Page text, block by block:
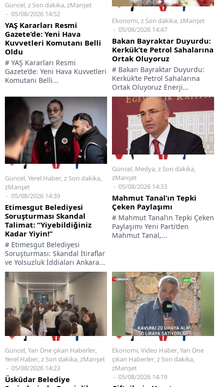
Güncel,z Son dakika,zManşet
05/08/2026 14:52
YAŞ Kararları Resmi
Gazete’de: Yeni Hava
Kuvvetleri Komutanı Belli
Oldu
# YAŞ Kararları Resmi
Gazete’de: Yeni Hava Kuvvetleri
Komutanı Belli...
Ekonomi,z Son dakika,zManşet
05/08/2026 14:47
Bakan Bayraktar Duyurdu:
Kerkük’te Petrol Sahalarına
Ortak Oluyoruz
# Bakan Bayraktar Duyurdu:
Kerkük’te Petrol Sahalarına
Ortak Oluyoruz Enerji...
Güncel,Yerel Haber,z Son dakika,
zManşet
05/08/2026 14:39
Etimesgut Belediyesi
Soruşturması Skandal
Talimat: “Yiyebildiğiniz
Kadar Yiyin!”
# Etimesgut Belediyesi
Soruşturması: Skandal İtiraflar
ve Yolsuzluk İddiaları Ankara...
Güncel, Medya,z Son dakika,
zManşet
05/08/2026 14:33
Mahmut Tanal’ın Tepki
Çeken Paylaşımı
# Mahmut Tanal’ın Tepki Çeken
Paylaşımı Yeni Parti’den
Mahmut Tanal,...
Güncel,Yan Öne çıkan Haberler,
Yerel Haber,z Son dakika,zManşet
05/08/2026 14:23
Üsküdar Belediye
Ekonomi,Video Haber,Yan Öne
çıkan Haberler,z Son dakika,
zManşet
05/08/2026 14:19